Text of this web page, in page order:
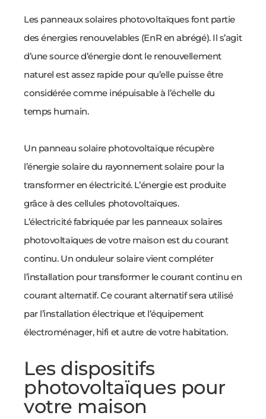
Les panneaux solaires photovoltaïques font partie
des énergies renouvelables (EnR en abrégé). Il s’agit
d’une source d’énergie dont le renouvellement
naturel est assez rapide pour qu’elle puisse être
considérée comme inépuisable à l’échelle du
temps humain.
Un panneau solaire photovoltaïque récupère
l’énergie solaire du rayonnement solaire pour la
transformer en électricité. L’énergie est produite
grâce à des cellules photovoltaïques.
L’électricité fabriquée par les panneaux solaires
photovoltaïques de votre maison est du courant
continu. Un onduleur solaire vient compléter
l’installation pour transformer le courant continu en
courant alternatif. Ce courant alternatif sera utilisé
par l’installation électrique et l’équipement
électroménager, hifi et autre de votre habitation.
Les dispositifs
photovoltaïques pour
votre maison